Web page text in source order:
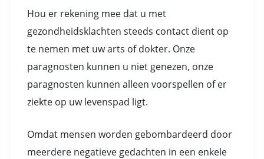
Hou er rekening mee dat u met
gezondheidsklachten steeds contact dient op
te nemen met uw arts of dokter. Onze
paragnosten kunnen u niet genezen, onze
paragnosten kunnen alleen voorspellen of er
ziekte op uw levenspad ligt.
Omdat mensen worden gebombardeerd door
meerdere negatieve gedachten in een enkele